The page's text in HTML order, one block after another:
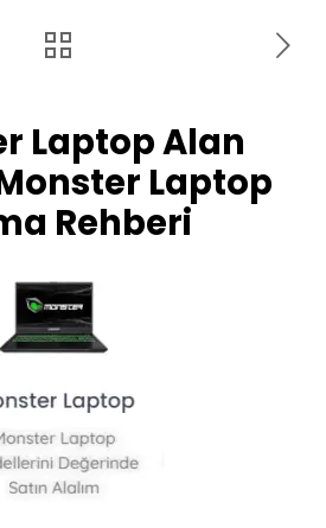
Laptop Alan
Laptop
Rehberi